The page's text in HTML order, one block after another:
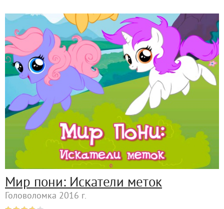
Мир пони: Искатели меток
Головоломка 2016 г.